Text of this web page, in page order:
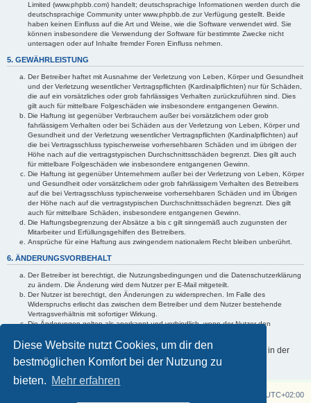
Diese Website nutzt Cookies, um dir den
bestmöglichen Komfort bei der Nutzung zu
bieten. Mehr erfahren
Limited (www.phpbb.com) handelt; deutschsprachige Informationen werden durch die
deutschsprachige Community unter www.phpbb.de zur Verfügung gestellt. Beide
haben keinen Einfluss auf die Art und Weise, wie die Software verwendet wird. Sie
können insbesondere die Verwendung der Software für bestimmte Zwecke nicht
untersagen oder auf Inhalte fremder Foren Einfluss nehmen.
5. GEWÄHRLEISTUNG
Der Betreiber haftet mit Ausnahme der Verletzung von Leben, Körper und Gesundheit
und der Verletzung wesentlicher Vertragspflichten (Kardinalpflichten) nur für Schäden,
die auf ein vorsätzliches oder grob fahrlässiges Verhalten zurückzuführen sind. Dies
gilt auch für mittelbare Folgeschäden wie insbesondere entgangenen Gewinn.
Die Haftung ist gegenüber Verbrauchern außer bei vorsätzlichem oder grob
fahrlässigem Verhalten oder bei Schäden aus der Verletzung von Leben, Körper und
Gesundheit und der Verletzung wesentlicher Vertragspflichten (Kardinalpflichten) auf
die bei Vertragsschluss typischerweise vorhersehbaren Schäden und im übrigen der
Höhe nach auf die vertragstypischen Durchschnittsschäden begrenzt. Dies gilt auch
für mittelbare Folgeschäden wie insbesondere entgangenen Gewinn.
Die Haftung ist gegenüber Unternehmern außer bei der Verletzung von Leben, Körper
und Gesundheit oder vorsätzlichem oder grob fahrlässigem Verhalten des Betreibers
auf die bei Vertragsschluss typischerweise vorhersehbaren Schäden und im Übrigen
der Höhe nach auf die vertragstypischen Durchschnittsschäden begrenzt. Dies gilt
auch für mittelbare Schäden, insbesondere entgangenen Gewinn.
Die Haftungsbegrenzung der Absätze a bis c gilt sinngemäß auch zugunsten der
Mitarbeiter und Erfüllungsgehilfen des Betreibers.
Ansprüche für eine Haftung aus zwingendem nationalem Recht bleiben unberührt.
6. ÄNDERUNGSVORBEHALT
Der Betreiber ist berechtigt, die Nutzungsbedingungen und die Datenschutzerklärung
zu ändern. Die Änderung wird dem Nutzer per E-Mail mitgeteilt.
Der Nutzer ist berechtigt, den Änderungen zu widersprechen. Im Falle des
Widerspruchs erlischt das zwischen dem Betreiber und dem Nutzer bestehende
Vertragsverhältnis mit sofortiger Wirkung.
Die Änderungen gelten als anerkannt und verbindlich, wenn der Nutzer den
Informationen über den Umgang mit deinen persönlichen Daten sind in der
Datenschutzerklärung enthalten.
UTC+02:00